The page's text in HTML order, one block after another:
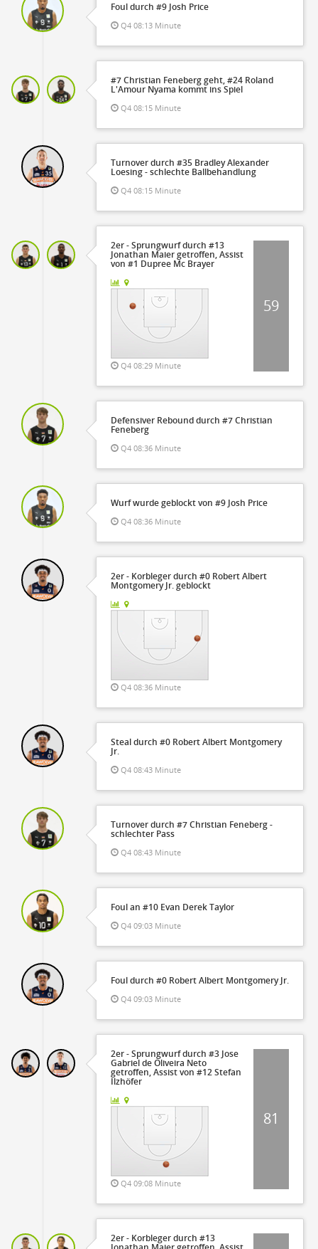
Foul durch #9 Josh Price
Q4 08:13 Minute
#7 Christian Feneberg geht, #24 Roland
L'Amour Nyama kommt ins Spiel
Q4 08:15 Minute
Turnover durch #35 Bradley Alexander
Loesing - schlechte Ballbehandlung
Q4 08:15 Minute
2er - Sprungwurf durch #13
Jonathan Maier getroffen, Assist
von #1 Dupree Mc Brayer
Q4 08:29 Minute
59
Defensiver Rebound durch #7 Christian
Feneberg
Q4 08:36 Minute
Wurf wurde geblockt von #9 Josh Price
Q4 08:36 Minute
2er - Korbleger durch #0 Robert Albert
Montgomery Jr. geblockt
Q4 08:36 Minute
Steal durch #0 Robert Albert Montgomery
Jr.
Q4 08:43 Minute
Turnover durch #7 Christian Feneberg -
schlechter Pass
Q4 08:43 Minute
Foul an #10 Evan Derek Taylor
Q4 09:03 Minute
Foul durch #0 Robert Albert Montgomery Jr.
Q4 09:03 Minute
2er - Sprungwurf durch #3 Jose
Gabriel de Oliveira Neto
getroffen, Assist von #12 Stefan
Ilzhöfer
Q4 09:08 Minute
81
2er - Korbleger durch #13